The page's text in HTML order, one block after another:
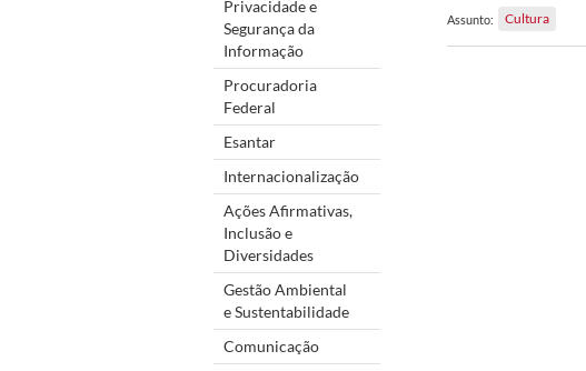
Privacidade e
Segurança da
Informação
Procuradoria
Federal
Esantar
Internacionalização
Ações Afirmativas,
Inclusão e
Diversidades
Gestão Ambiental
e Sustentabilidade
Comunicação
Assunto: Cultura